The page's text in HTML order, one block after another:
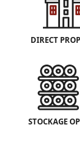
DIRECT
STOCKAGE